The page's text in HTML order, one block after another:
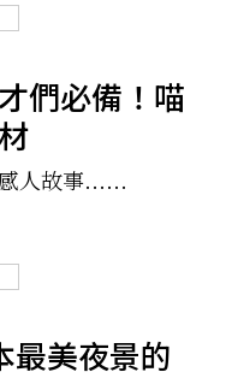
行的手札可以提供
們必備！喵
人故事......
美夜景的